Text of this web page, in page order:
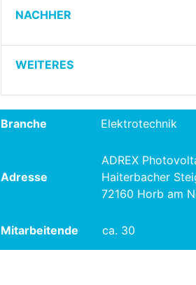
NACHHER
WEITERES
Branche Elektrotechnik
Adresse
ADREX
Haiterbacher
72160 Horb am
Mitarbeitende
ca. 30